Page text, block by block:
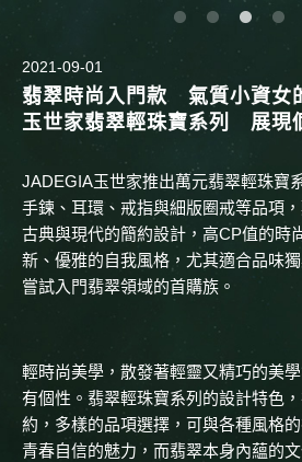
2021-09-01
翡翠時尚入門款 氣質小資女
玉世家翡翠輕珠寶系列 展現
JADEGIA玉世家推出萬元翡翠輕珠寶
手鍊、耳環、戒指與細版圈戒等品項
古典與現代的簡約設計，高CP值的時
新、優雅的自我風格，尤其適合品味
嘗試入門翡翠領域的首購族。
輕時尚美學，散發著輕靈又精巧的美
有個性。翡翠輕珠寶系列的設計特色
約，多樣的品項選擇，可與各種風格
青春自信的魅力，而翡翠本身內蘊的